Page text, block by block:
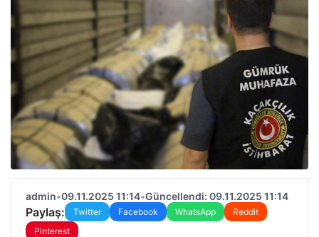
admin•09.11.2025 11:14•Güncellendi: 09.11.2025 11:14
Paylaş: Twitter Facebook WhatsApp
Reddit
Pinterest